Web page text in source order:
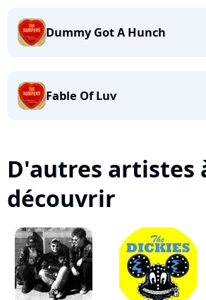
Dummy Got A Hunch
Fable Of Luv
D'autres artistes
découvrir